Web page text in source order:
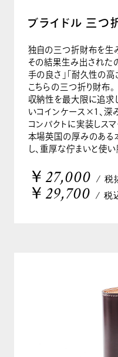
ブライドル 三つ
独自の三つ折財布を生
その結果生み出された
手の良さ」「耐久性の高
こちらの三つ折り財布。
収納性を最大限に追求
いコインケース×1、深
コンパクトに実装しスマ
本場英国の厚みのある
し、重厚な佇まいと使
￥27,000 / 税
￥29,700 / 税